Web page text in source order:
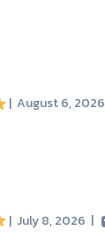
| August 6, 2026
| July 8, 2026 |